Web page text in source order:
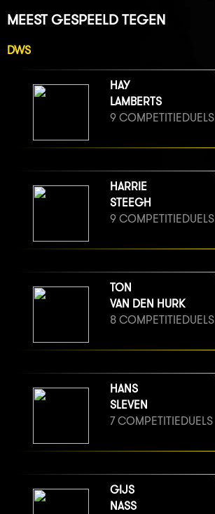
MEEST GESPEELD TEGEN
DWS
HAY
LAMBERTS
9 COMPETITIEDUELS
HARRIE
STEEGH
9 COMPETITIEDUELS
TON
VAN DEN HURK
8 COMPETITIEDUELS
HANS
SLEVEN
7 COMPETITIEDUELS
GIJS
NASS